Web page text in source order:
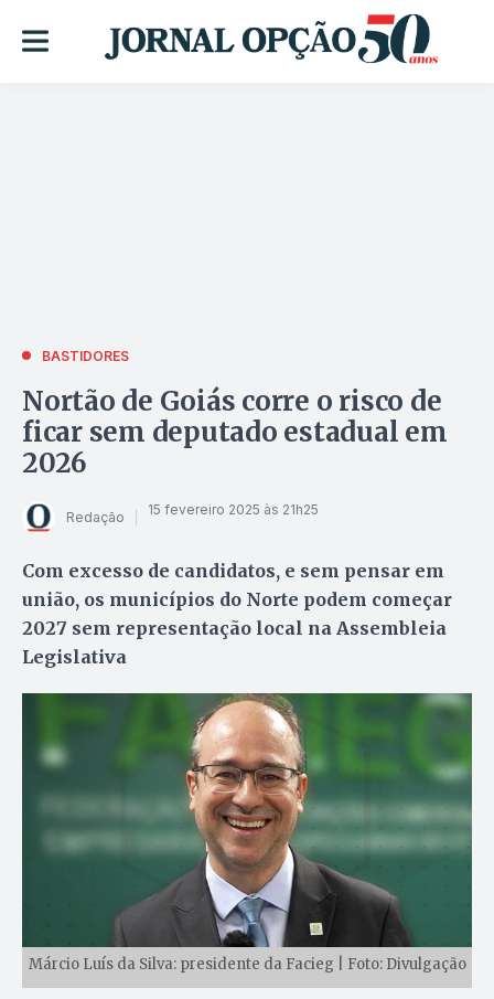
BASTIDORES
Nortão de Goiás corre o risco de
ficar sem deputado estadual em
2026
Redação 15 fevereiro 2025 às 21h25
Com excesso de candidatos, e sem pensar em
união, os municípios do Norte podem começar
2027 sem representação local na Assembleia
Legislativa
Márcio Luís da Silva: presidente da Facieg | Foto: Divulgação